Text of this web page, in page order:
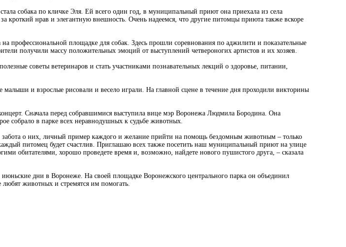
собака по кличке Эля. Ей всего один год, в муниципальный приют она приехала из села
кроткий нрав и элегантную внешность. Очень надеемся, что другие питомцы приюта также вскоре
профессиональной площадке для собак. Здесь прошли соревнования по аджилити и показательные
получили массу положительных эмоций от выступлений четвероногих артистов и их хозяев.
советы ветеринаров и стать участниками познавательных лекций о здоровье, питании,
малыши и взрослые рисовали и весело играли. На главной сцене в течение дня проходили викторины
Сначала перед собравшимися выступила вице мэр Воронежа Людмила Бородина. Она
собрало в парке всех неравнодушных к судьбе животных.
о них, личный пример каждого и желание прийти на помощь бездомным животным – только
питомец будет счастлив. Приглашаю всех также посетить наш муниципальный приют на улице
обитателями, хорошо проведете время и, возможно, найдете нового пушистого друга, – сказала
дни в Воронеже. На своей площадке Воронежского центрального парка он объединил
любят животных и стремятся им помогать.